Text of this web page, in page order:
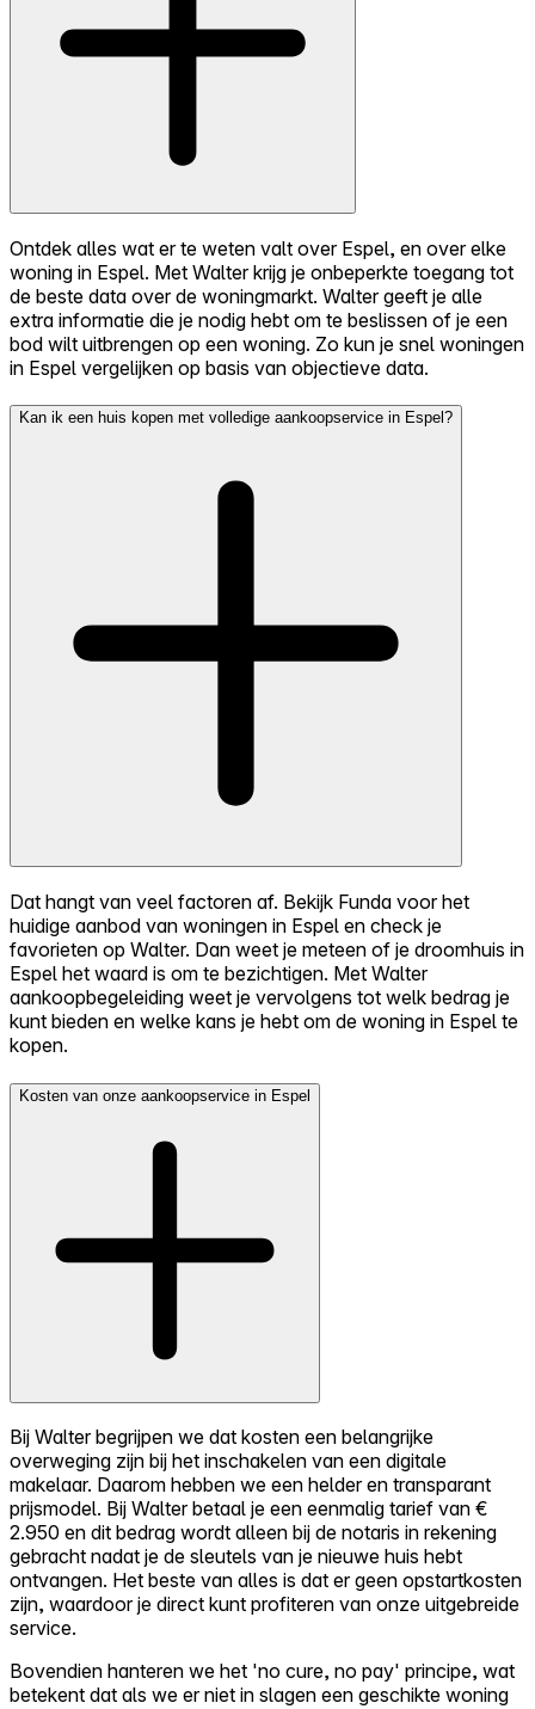
Ontdek alles wat er te weten valt over Espel, en over elke
woning in Espel. Met Walter krijg je onbeperkte toegang tot
de beste data over de woningmarkt. Walter geeft je alle
extra informatie die je nodig hebt om te beslissen of je een
bod wilt uitbrengen op een woning. Zo kun je snel woningen
in Espel vergelijken op basis van objectieve data.
Kan ik een huis kopen met volledige aankoopservice in Espel?
Dat hangt van veel factoren af. Bekijk Funda voor het
huidige aanbod van woningen in Espel en check je
favorieten op Walter. Dan weet je meteen of je droomhuis in
Espel het waard is om te bezichtigen. Met Walter
aankoopbegeleiding weet je vervolgens tot welk bedrag je
kunt bieden en welke kans je hebt om de woning in Espel te
kopen.
Kosten van onze aankoopservice in Espel
Bij Walter begrijpen we dat kosten een belangrijke
overweging zijn bij het inschakelen van een digitale
makelaar. Daarom hebben we een helder en transparant
prijsmodel. Bij Walter betaal je een eenmalig tarief van €
2.950 en dit bedrag wordt alleen bij de notaris in rekening
gebracht nadat je de sleutels van je nieuwe huis hebt
ontvangen. Het beste van alles is dat er geen opstartkosten
zijn, waardoor je direct kunt profiteren van onze uitgebreide
service.
Bovendien hanteren we het 'no cure, no pay' principe, wat
betekent dat als we er niet in slagen een geschikte woning